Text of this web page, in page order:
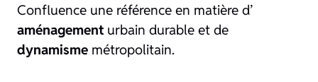
Confluence une référence en matière d’
aménagement urbain durable et de
dynamisme métropolitain.